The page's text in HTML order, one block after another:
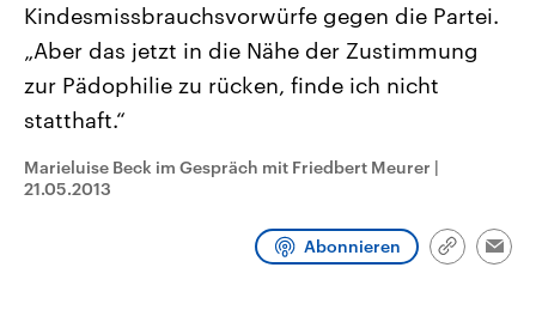
Landtagswahl Sachsen-Anhalt
2026
Alle Informationen
Sachsen-Anhalt wählt am 6.
September 2026 einen neuen
Landtag. Seit 2021 wird das
Bundesland von einer Koalition aus
Umfragen, Prognosen,
Wahlprogramme, aktuelle Berichte
und Kandidaten der anstehenden
USA
Hintergründe
Wirtschaftlich und
gehören die Vereinigten
Kindesmissbrauchsvorwürfe gegen die Partei.
„Aber das jetzt in die Nähe der Zustimmung
zur Pädophilie zu rücken, finde ich nicht
statthaft.“
Marieluise Beck im Gespräch mit Friedbert Meurer |
21.05.2013
Abonnieren
Link